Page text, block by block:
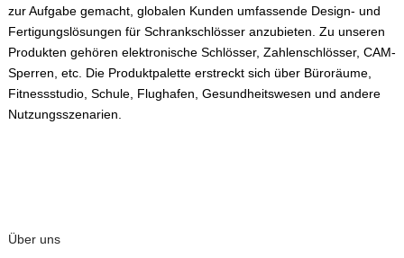
zur Aufgabe gemacht, globalen Kunden umfassende Design- und
Fertigungslösungen für Schrankschlösser anzubieten. Zu unseren
Produkten gehören elektronische Schlösser, Zahlenschlösser, CAM-
Sperren, etc. Die Produktpalette erstreckt sich über Büroräume,
Fitnessstudio, Schule, Flughafen, Gesundheitswesen und andere
Nutzungsszenarien.
Über uns